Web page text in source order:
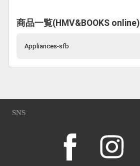
商品一覧(HMV&BOOKS online)
Appliances-sfb
SNS